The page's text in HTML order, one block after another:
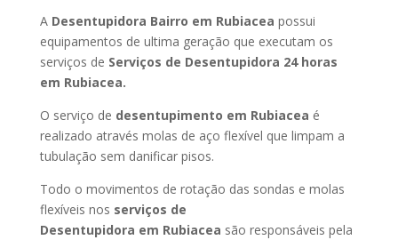
A Desentupidora Bairro em Rubiacea possui
equipamentos de ultima geração que executam os
serviços de Serviços de Desentupidora 24 horas
em Rubiacea.
O serviço de desentupimento em Rubiacea é
realizado através molas de aço flexível que limpam a
tubulação sem danificar pisos.
Todo o movimentos de rotação das sondas e molas
flexíveis nos serviços de
Desentupidora em Rubiacea são responsáveis pela